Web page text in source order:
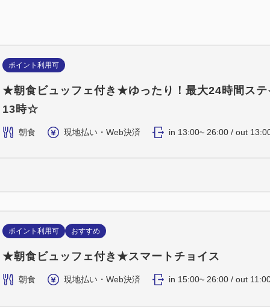
●個別空調
ポイント利用可
★朝食ビュッフェ付き★ゆったり！最大24時間ス
13時☆
朝食 現地払い・Web決済 in 13:00~ 26:00 / out
ポイント利用可 おすすめ
★朝食ビュッフェ付き★スマートチョイス
朝食 現地払い・Web決済 in 15:00~ 26:00 / out